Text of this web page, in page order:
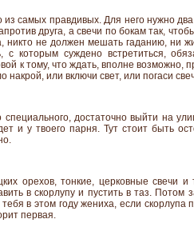
самых правдивых. Для него нужно
друга, а свечи по бокам так,
никто не должен мешать гаданию, ни
с которым суждено встретиться,
к тому, что ждать, вполне возможно,
накрой, или включи свет, или погаси
специального, достаточно выйти на
и у твоего парня. Тут стоит быть
орехов, тонкие, церковные свечи
в скорлупу и пустить в таз. Потом
в этом году жениха, если
первая.